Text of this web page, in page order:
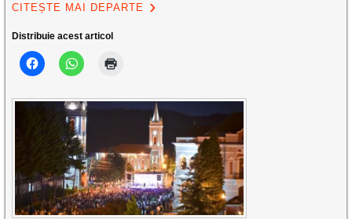
CITEȘTE MAI DEPARTE
Distribuie acest articol